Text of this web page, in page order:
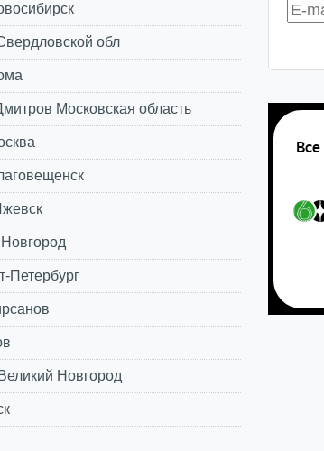
обл
Московская область
Петербург
Новгород